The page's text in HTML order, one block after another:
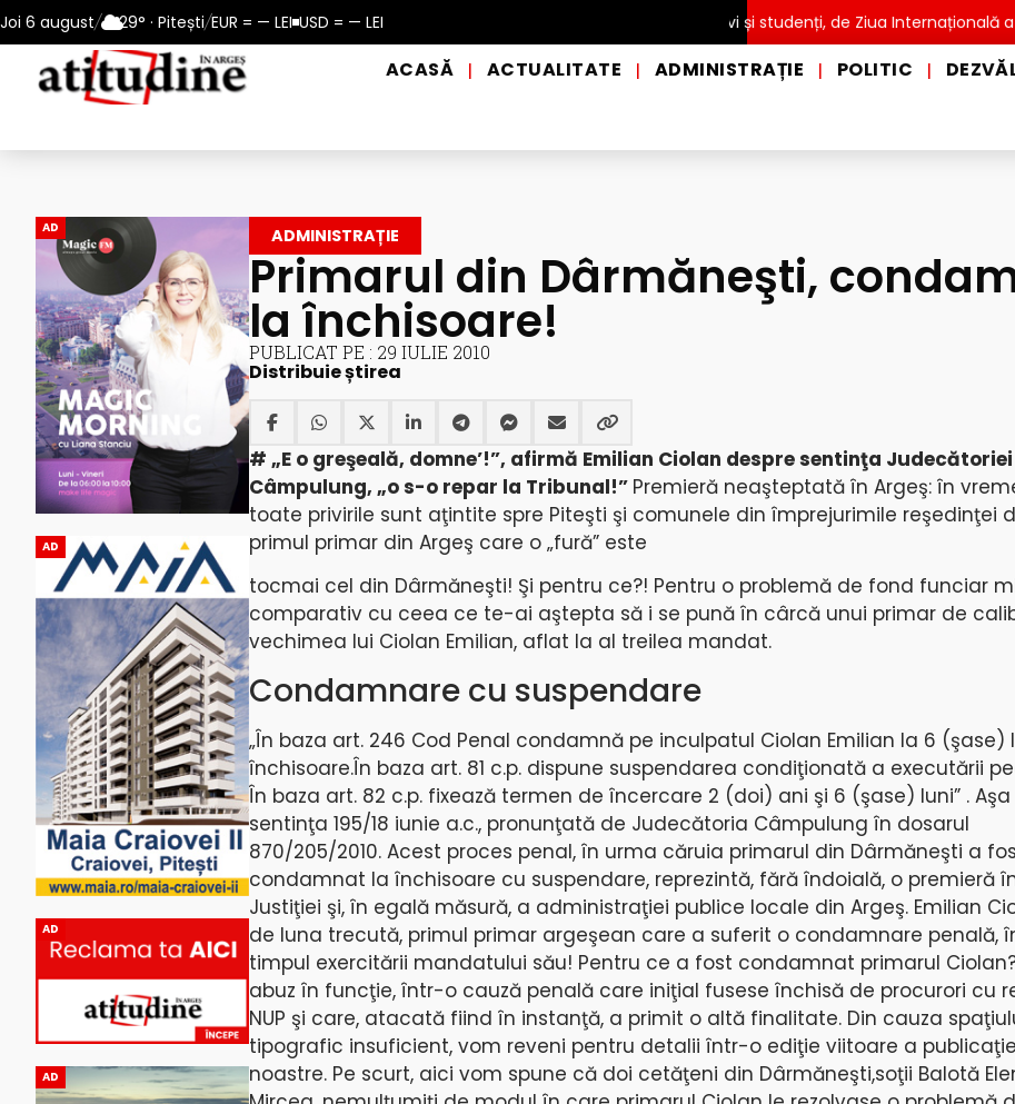
Joi 6 august/ 29° · Pitești/EUR = — LEI USD = — LEI
de caniculă, în municipiul Pitești! Intrare GRATUITĂ pentru copii, elevi și studenți, de Ziua Internațională a
ACASĂ | ACTUALITATE | ADMINISTRAȚIE | POLITIC |
AD
AD
AD
AD
ADMINISTRAȚIE
Primarul din Dârmăneşti,
la închisoare!
PUBLICAT PE : 29 IULIE 2010
Distribuie știrea
# „E o greşeală, domne’!”, afirmă Emilian Ciolan despre sentinţa Judecătoriei
Câmpulung, „o s-o repar la Tribunal!” Premieră neaşteptată în Argeş: în
toate privirile sunt aţintite spre Piteşti şi comunele din împrejurimile reşedinţei
primul primar din Argeş care o „fură” este
tocmai cel din Dârmăneşti! Şi pentru ce?! Pentru o problemă de fond funciar
comparativ cu ceea ce te-ai aştepta să i se pună în cârcă unui primar de
vechimea lui Ciolan Emilian, aflat la al treilea mandat.
Condamnare cu suspendare
„În baza art. 246 Cod Penal condamnă pe inculpatul Ciolan Emilian la 6 (şase)
închisoare.În baza art. 81 c.p. dispune suspendarea condiţionată a executării
În baza art. 82 c.p. fixează termen de încercare 2 (doi) ani şi 6 (şase) luni” .
sentinţa 195/18 iunie a.c., pronunţată de Judecătoria Câmpulung în dosarul
870/205/2010. Acest proces penal, în urma căruia primarul din Dârmăneşti a
condamnat la închisoare cu suspendare, reprezintă, fără îndoială, o premieră
Justiţiei şi, în egală măsură, a administraţiei publice locale din Argeş. Emilian
de luna trecută, primul primar argeşean care a suferit o condamnare penală,
timpul exercitării mandatului său! Pentru ce a fost condamnat primarul
abuz în funcţie, într-o cauză penală care iniţial fusese închisă de procurori cu
NUP şi care, atacată fiind în instanţă, a primit o altă finalitate. Din cauza
tipografic insuficient, vom reveni pentru detalii într-o ediţie viitoare a
noastre. Pe scurt, aici vom spune că doi cetăţeni din Dârmăneşti,soţii Balotă